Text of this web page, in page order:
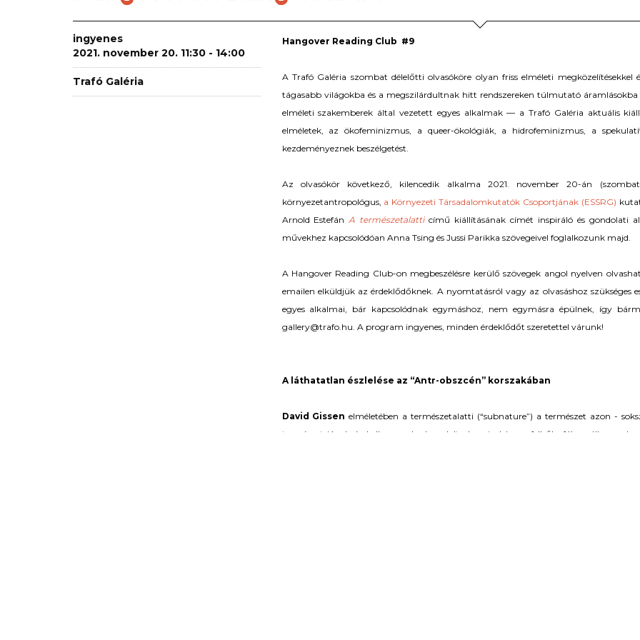
ingyenes
2021. november 20. 11:30 - 14:00
Trafó Galéria
Hangover Reading Club #9
A Trafó Galéria szombat délelőtti olvasóköre olyan friss elméleti
tágasabb világokba és a megszilárdultnak hitt rendszereken túlmutató
elméleti szakemberek által vezetett egyes alkalmak — a Trafó Galéria aktuális
elméletek, az ökofeminizmus, a queer-ökológiák, a hidrofeminizmus, a
kezdeményeznek beszélgetést.
Az olvasókör következő, kilencedik alkalma 2021. november 20-án
környezetantropológus, a Környezeti Társadalomkutatók Csoportjának (ESSRG)
Arnold EstefánA természetalatticímű kiállításának címét inspiráló és gondolati
művekhez kapcsolódóan Anna Tsing és Jussi Parikka szövegeivel foglalkozunk majd.
A Hangover Reading Club-on megbeszélésre kerülő szövegek angol nyelven
emailen elküldjük az érdeklődőknek. A nyomtatásról vagy az olvasáshoz szükséges
egyes alkalmai, bár kapcsolódnak egymáshoz, nem egymásra épülnek, így
gallery@trafo.hu. A program ingyenes, minden érdeklődőt szeretettel várunk!
A láthatatlan észlelése az “Antr-obszcén” korszakában
David Gissen elméletében a természetalatti (“subnature”) a természet azon -
természet jónak és kellemesnek elgondolt elemeivel (nap, felhők, fák, szél)